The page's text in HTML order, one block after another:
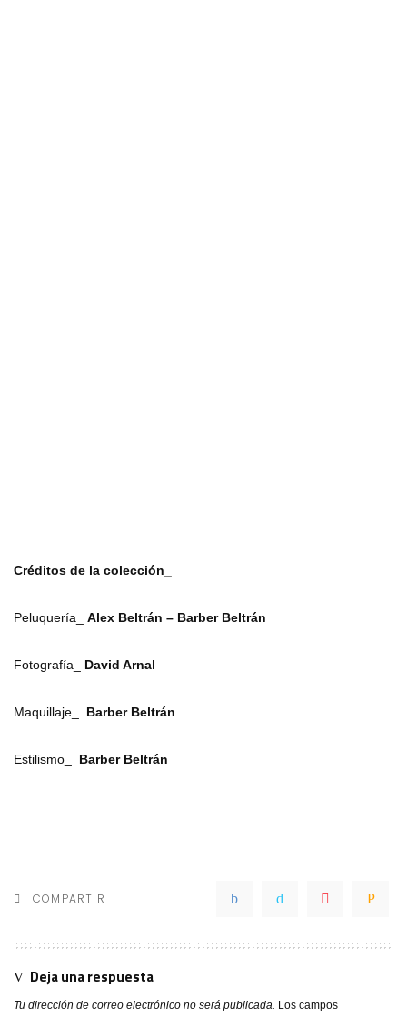
Créditos de la colección_
Peluquería_ Alex Beltrán – Barber Beltrán
Fotografía_ David Arnal
Maquillaje_ Barber Beltrán
Estilismo_ Barber Beltrán
COMPARTIR
Deja una respuesta
Tu dirección de correo electrónico no será publicada. Los campos